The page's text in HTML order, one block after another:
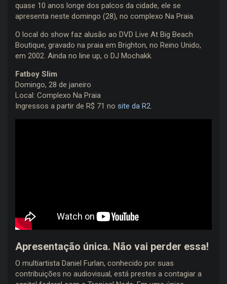
quase 10 anos longe dos palcos da cidade, ele se
apresenta neste domingo (28), no complexo Na Praia.
O local do show faz alusão ao DVD Live At Big Beach
Boutique, gravado na praia em Brighton, no Reino Unido,
em 2002. Ainda no line up, o DJ Mochakk.
Fatboy Slim
Domingo, 28 de janeiro
Local: Complexo Na Praia
Ingressos a partir de R$ 71 no site da R2.
Apresentação única. Não vai perder essa!
O multiartista Daniel Furlan, conhecido por suas
contribuições no audiovisual, está prestes a contagiar a